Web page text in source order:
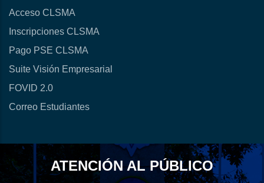
Acceso CLSMA
Inscripciones CLSMA
Pago PSE CLSMA
Suite Visión Empresarial
FOVID 2.0
Correo Estudiantes
ATENCIÓN AL PÚBLICO